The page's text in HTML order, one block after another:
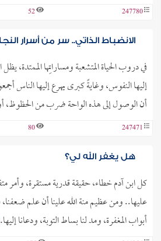
247780
52
الانضباط الذاتي.. سر من أسرار
في دروب الحياة المتشعبة ومساراتِها الممتدة،
إليها النفوس، وغايةً كبرى يهرع إليها الناس
أن الوصول إلى هذه الواحة ضرب من الحظوظ،
247471
80
هل يغفر الله لي؟
كل ابن آدم خطاء، حقيقة قدرية مستقرة، وأمر
عليها.. ومن عظيم منة الله علينا أن علم ضعفنا،
أبواب المغفرة، ومد لنا بساط التوبة، ودعانا